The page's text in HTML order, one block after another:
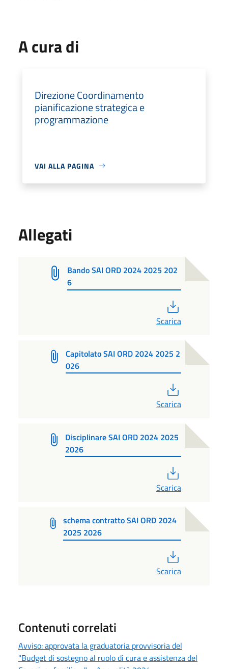
A cura di
Direzione Coordinamento
pianificazione strategica e
programmazione
VAI ALLA PAGINA
Allegati
Bando SAI ORD 2024 2025 202
6
Scarica
Capitolato SAI ORD 2024 2025 2
026
Scarica
Disciplinare SAI ORD 2024 2025
2026
Scarica
schema contratto SAI ORD 2024
2025 2026
Scarica
Contenuti correlati
Avviso: approvata la graduatoria provvisoria del
"Budget di sostegno al ruolo di cura e assistenza del